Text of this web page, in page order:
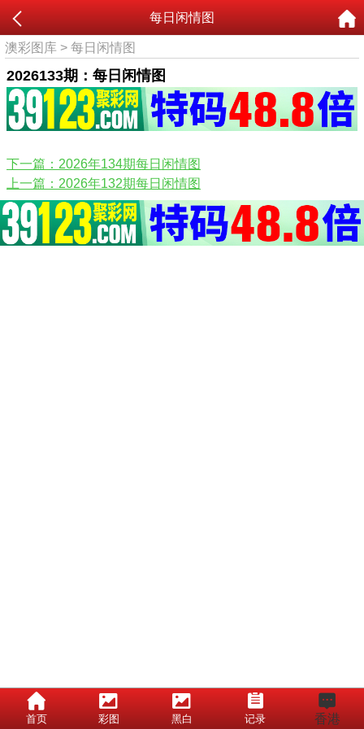
首页 彩图 黑白 记录 香港
每日闲情图
澳彩图库 >每日闲情图
2026133期：每日闲情图
下一篇：2026年134期每日闲情图
上一篇：2026年132期每日闲情图